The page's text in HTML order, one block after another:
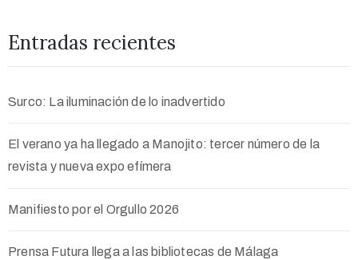
Entradas recientes
Surco: La iluminación de lo inadvertido
El verano ya ha llegado a Manojito: tercer número de la
revista y nueva expo efímera
Manifiesto por el Orgullo 2026
Prensa Futura llega a las bibliotecas de Málaga